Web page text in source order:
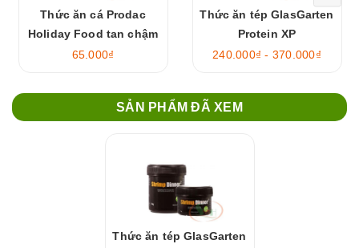
Thức ăn cá Prodac
Holiday Food tan chậm
65.000₫
Thức ăn tép GlasGarten
Protein XP
240.000₫ - 370.000₫
SẢN PHẨM ĐÃ XEM
Thức ăn tép GlasGarten